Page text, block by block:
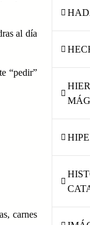
al día
“pedir”
carnes